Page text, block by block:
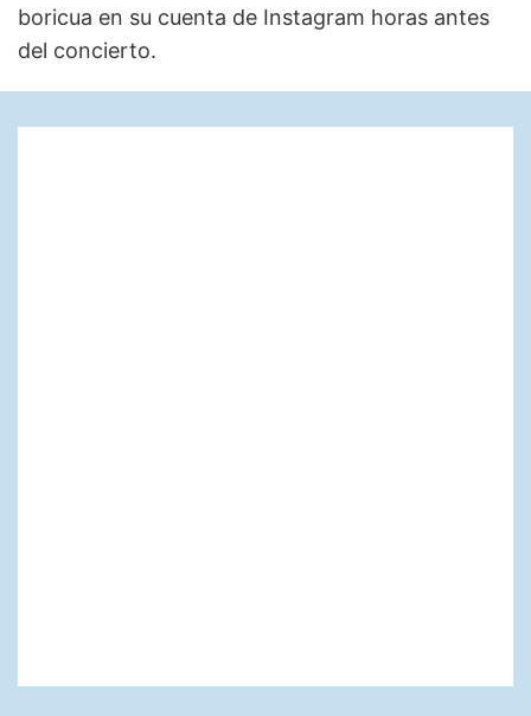
boricua en su cuenta de Instagram horas antes
del concierto.